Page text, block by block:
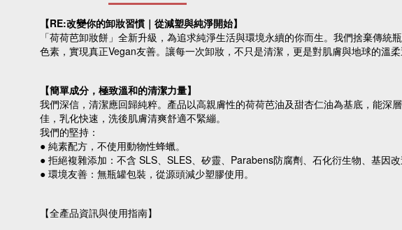
【RE:改變你的卸妝習慣｜從減塑與純淨開始】
「荷荷芭卸妝餅」全新升級，為追求純淨生活與環境永續的你而生。我們捨棄傳
色素，實現真正Vegan友善。讓每一次卸妝，不只是清潔，更是對肌膚與地球的溫柔
【簡單成分，極致溫和的清潔力量】
我們深信，清潔應回歸純粹。產品以高親膚性的荷荷芭油及甜杏仁油為基底，能
佳，乳化快速，洗後肌膚清爽舒適不緊繃。
我們的堅持：
● 純素配方，不使用動物性蜂蠟。
● 拒絕複雜添加：不含 SLS、SLES、矽靈、Parabens防腐劑、石化衍生物、基因改
● 環境友善：無瓶罐包裝，從源頭減少塑膠使用。
【全產品資訊與使用指南】